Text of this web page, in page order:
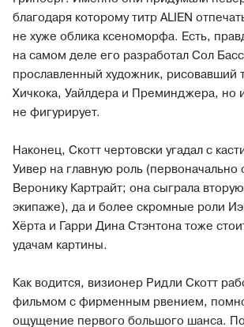
благодаря которому титр ALIEN
не хуже облика ксеноморфа. Есть,
на самом деле его разработал Сол
прославленный художник, рисовавший
Хичкока, Уайлдера и Преминджера, но
не фигурирует.
Наконец, Скотт чертовски угадал с
Уивер на главную роль (первоначально
Веронику Картрайт; она сыграла
экипаже), да и более скромные роли
Хёрта и Гарри Дина Стэнтона тоже
удачам картины.
Как водится, визионер Ридли Скотт
фильмом с фирменным рвением,
ощущение первого большого шанса.